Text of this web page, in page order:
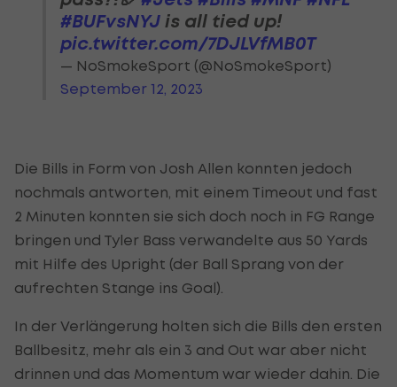
#BUFvsNYJ is all tied up!
pic.twitter.com/7DJLVfMB0T
— NoSmokeSport (@NoSmokeSport)
September 12, 2023
Die Bills in Form von Josh Allen konnten jedoch
nochmals antworten, mit einem Timeout und fast
2 Minuten konnten sie sich doch noch in FG Range
bringen und Tyler Bass verwandelte aus 50 Yards
mit Hilfe des Upright (der Ball Sprang von der
aufrechten Stange ins Goal).
In der Verlängerung holten sich die Bills den ersten
Ballbesitz, mehr als ein 3 and Out war aber nicht
drinnen und das Momentum war wieder dahin. Die